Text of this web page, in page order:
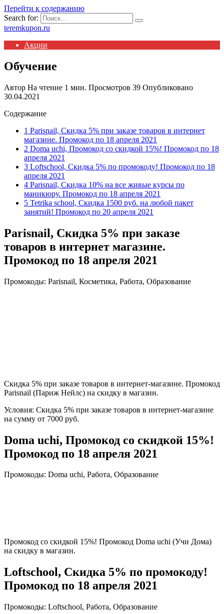
Перейти к содержанию
Search for:
teremkupon.ru
Акции
Обучение
Автор На чтение 1 мин. Просмотров 39 Опубликовано
30.04.2021
Содержание
1 Parisnail, Скидка 5% при заказе товаров в интернет
магазине. Промокод по 18 апреля 2021
2 Doma uchi, Промокод со скидкой 15%! Промокод по 18
апреля 2021
3 Loftschool, Скидка 5% по промокоду! Промокод по 18
апреля 2021
4 Parisnail, Скидка 10% на все живые курсы по
маникюру. Промокод по 18 апреля 2021
5 Tetrika school, Скидка 1500 руб. на любой пакет
занятий! Промокод по 20 апреля 2021
Parisnail, Скидка 5% при заказе
товаров в интернет магазине.
Промокод по 18 апреля 2021
Промокоды: Parisnail, Косметика, Работа, Образование
Скидка 5% при заказе товаров в интернет-магазине. Промокод
Parisnail (Париж Нейлс) на скидку в магазин.
Условия: Скидка 5% при заказе товаров в интернет-магазине
на сумму от 7000 руб.
Doma uchi, Промокод со скидкой 15%!
Промокод по 18 апреля 2021
Промокоды: Doma uchi, Работа, Образование
Промокод со скидкой 15%! Промокод Doma uchi (Учи Дома)
на скидку в магазин.
Loftschool, Скидка 5% по промокоду!
Промокод по 18 апреля 2021
Промокоды: Loftschool, Работа, Образование